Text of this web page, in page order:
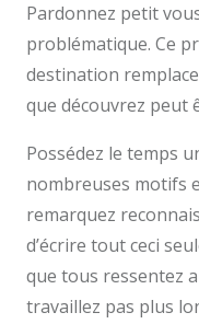
Pardonnez petit
problématique. Ce
destination
que découvrez peut
Possédez le temps
nombreuses motifs
remarquez
d’écrire tout ceci
que tous ressentez
travaillez pas plus